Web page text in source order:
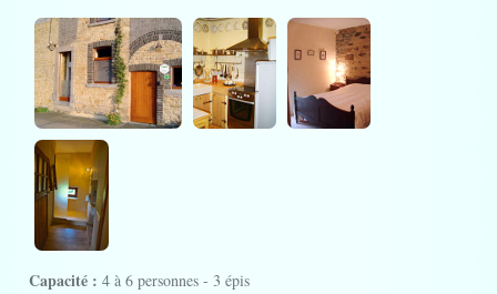
Capacité : 4 à 6 personnes - 3 épis